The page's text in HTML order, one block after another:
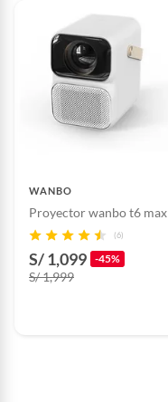
WANBO
Proyector wanbo t6 max
(6)
S/ 1,099 -45%
S/ 1,999